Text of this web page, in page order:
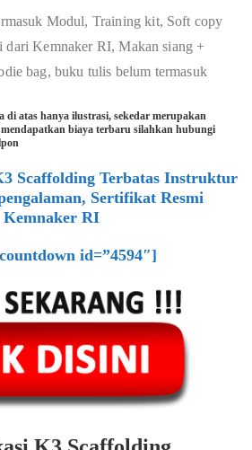
Modul, Training kit, Soft copy
dari Kemnaker RI, Makan siang +
bag, buku tulis belum termasuk
atas hanya ilustrasi, sekedar merupakan
biaya terbaru silahkan hubungi
Scaffolding Terbatas Instruktur
Sertifikat Resmi
Kemnaker RI
id=”4594″]